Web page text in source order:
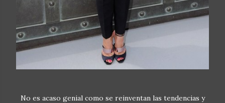
No es acaso genial como se reinventan las tendencias y